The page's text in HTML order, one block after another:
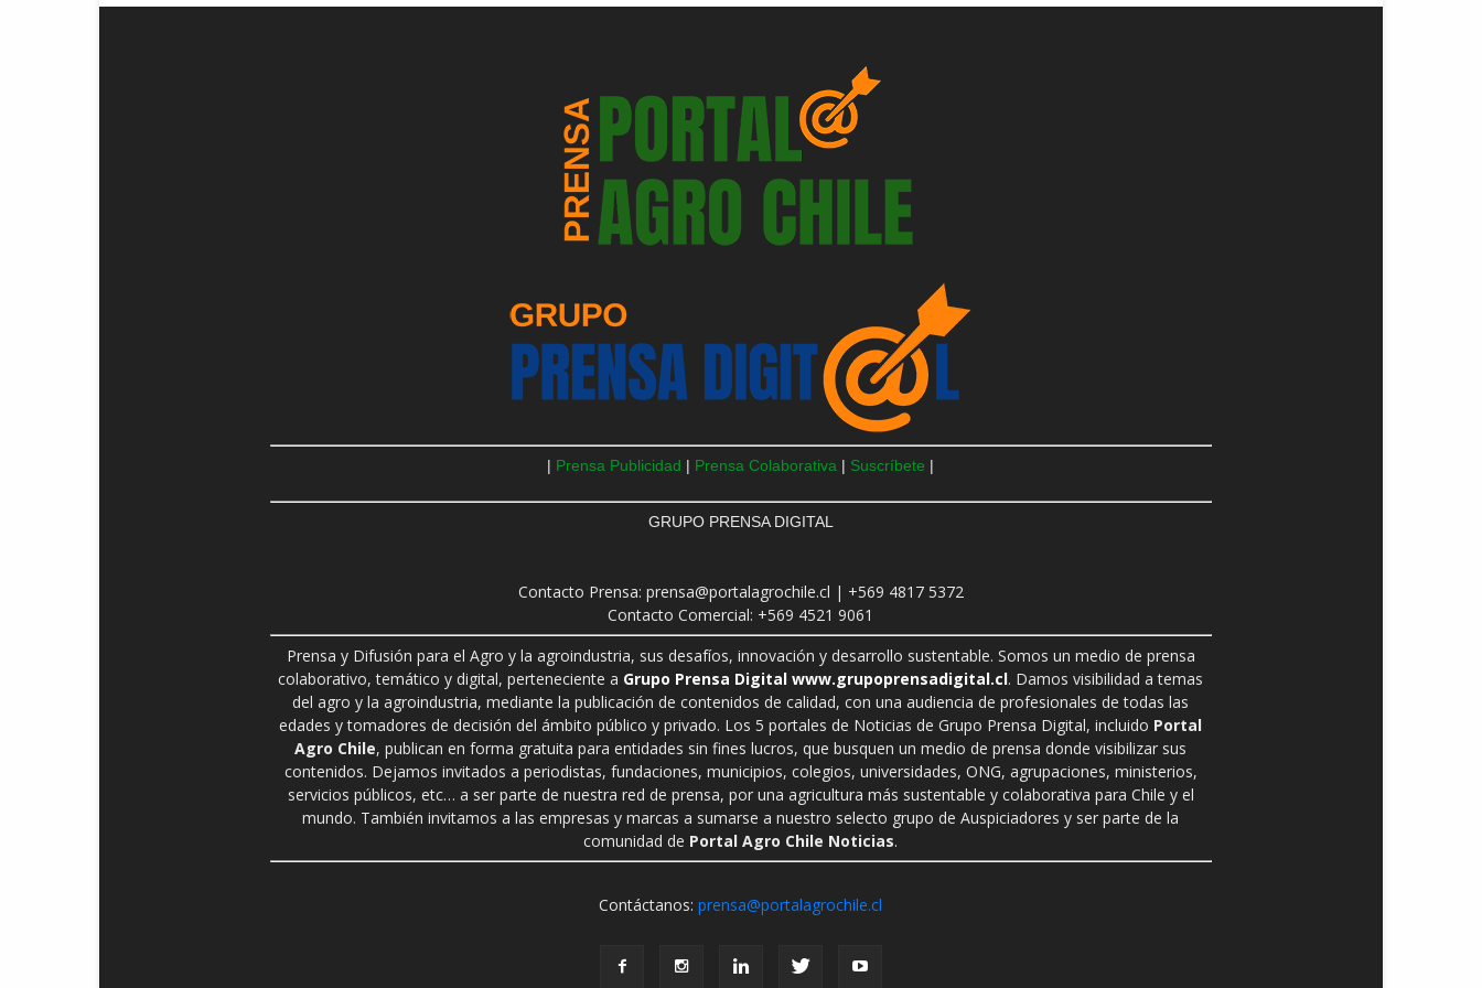
| Prensa Publicidad | Prensa Colaborativa | Suscríbete |
GRUPO PRENSA DIGITAL
Contacto Prensa: prensa@portalagrochile.cl | +569 4817 5372
Contacto Comercial: +569 4521 9061
Prensa y Difusión para el Agro y la agroindustria, sus desafíos, innovación y desarrollo sustentable. Somos un medio de prensa
colaborativo, temático y digital, perteneciente a Grupo Prensa Digital www.grupoprensadigital.cl. Damos visibilidad a temas
del agro y la agroindustria, mediante la publicación de contenidos de calidad, con una audiencia de profesionales de todas las
edades y tomadores de decisión del ámbito público y privado. Los 5 portales de Noticias de Grupo Prensa Digital, incluido Portal
Agro Chile, publican en forma gratuita para entidades sin fines lucros, que busquen un medio de prensa donde visibilizar sus
contenidos. Dejamos invitados a periodistas, fundaciones, municipios, colegios, universidades, ONG, agrupaciones, ministerios,
servicios públicos, etc… a ser parte de nuestra red de prensa, por una agricultura más sustentable y colaborativa para Chile y el
mundo. También invitamos a las empresas y marcas a sumarse a nuestro selecto grupo de Auspiciadores y ser parte de la
comunidad de Portal Agro Chile Noticias.
Contáctanos:prensa@portalagrochile.cl